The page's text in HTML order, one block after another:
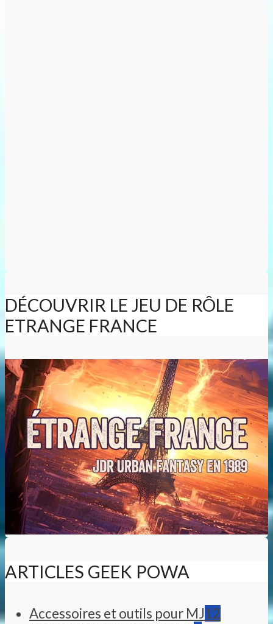
DÉCOUVRIR LE JEU DE RÔLE
ETRANGE FRANCE
ARTICLES GEEK POWA
Accessoires et outils pour MJ12